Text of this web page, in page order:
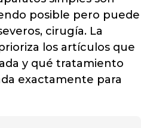
posible pero puede
cirugía. La
los artículos que
y qué tratamiento
exactamente para